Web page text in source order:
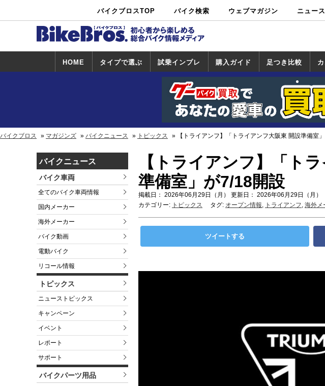
バイクブロスTOP バイク検索
中古バイ
ク・新車検
カタログ検
索
ショップ検
索
ウェブマガジン ニュース
HOME タイプで選ぶ 試乗インプレ
試乗インプレ
一覧
ホンダ
ヤマハ
スズキ
カワサキ
ハーレー
BMW
トライアンフ
ドゥカティ
購入ガイド
一覧
足つき比較
ホ
ヤ
ス
バイクブロス マガジンズ バイクニュース トピックス 【トライアンフ】「トライアンフ大阪東 開設準備室
バイクニュース
バイク車両
全てのバイク車両情報
国内メーカー
海外メーカー
バイク動画
電動バイク
リコール情報
トピックス
ニューストピックス
キャンペーン
イベント
レポート
サポート
バイクパーツ用品
【トライアンフ】「ト
準備室」が7/18開設
掲載日： 2026年06月29日（月） 更新日： 2026年06月29日（月）
カテゴリー: トピックス タグ: オープン情報, トライアンフ, 海外メ
ツイートする